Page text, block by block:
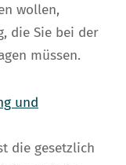
wollen,
die Sie bei der
müssen.
und
die gesetzlich